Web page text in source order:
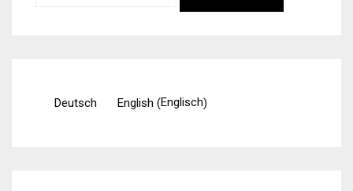
Deutsch English (Englisch)